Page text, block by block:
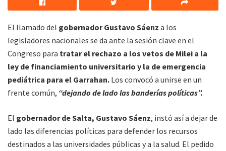
El llamado del gobernador Gustavo Sáenz a los
legisladores nacionales se da ante la sesión clave en el
Congreso para tratar el rechazo a los vetos de Milei a la
ley de financiamiento universitario y la de emergencia
pediátrica para el Garrahan. Los convocó a unirse en un
frente común, “dejando de lado las banderías políticas”.
El gobernador de Salta, Gustavo Sáenz, instó así a dejar de
lado las diferencias políticas para defender los recursos
destinados a las universidades públicas y a la salud. El pedido